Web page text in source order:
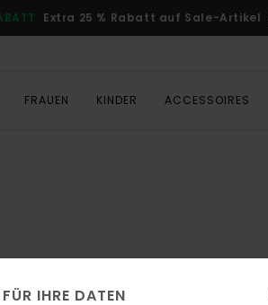
Extra 25 % Rabatt auf Sale-Artikel
FRAUEN KINDER ACCESSOIRES
IHRE DATEN